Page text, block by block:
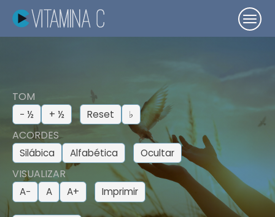
TOM
− ½ + ½ Reset ♭
ACORDES
Silábica Alfabética Ocultar
VISUALIZAR
A− A A+ Imprimir